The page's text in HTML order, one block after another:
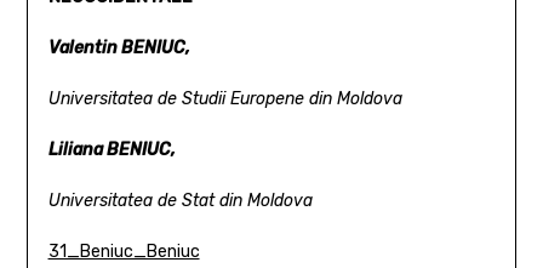
Valentin BENIUC,
Universitatea de Studii Europene din Moldova
Liliana BENIUC,
Universitatea de Stat din Moldova
31_Beniuc_Beniuc